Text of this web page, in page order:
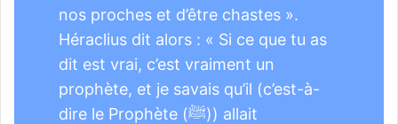
nos proches et d’être chastes ».
Héraclius dit alors : « Si ce que tu as
dit est vrai, c’est vraiment un
prophète, et je savais qu’il (c’est-à-
dire le Prophète (ﷺ)) allait